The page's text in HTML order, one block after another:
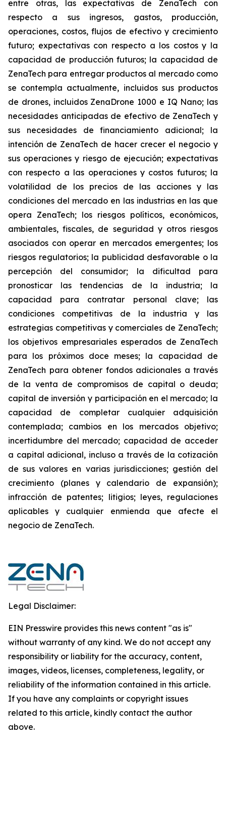
entre otras, las expectativas de ZenaTech con
respecto a sus ingresos, gastos, producción,
operaciones, costos, flujos de efectivo y crecimiento
futuro; expectativas con respecto a los costos y la
capacidad de producción futuros; la capacidad de
ZenaTech para entregar productos al mercado como
se contempla actualmente, incluidos sus productos
de drones, incluidos ZenaDrone 1000 e IQ Nano; las
necesidades anticipadas de efectivo de ZenaTech y
sus necesidades de financiamiento adicional; la
intención de ZenaTech de hacer crecer el negocio y
sus operaciones y riesgo de ejecución; expectativas
con respecto a las operaciones y costos futuros; la
volatilidad de los precios de las acciones y las
condiciones del mercado en las industrias en las que
opera ZenaTech; los riesgos políticos, económicos,
ambientales, fiscales, de seguridad y otros riesgos
asociados con operar en mercados emergentes; los
riesgos regulatorios; la publicidad desfavorable o la
percepción del consumidor; la dificultad para
pronosticar las tendencias de la industria; la
capacidad para contratar personal clave; las
condiciones competitivas de la industria y las
estrategias competitivas y comerciales de ZenaTech;
los objetivos empresariales esperados de ZenaTech
para los próximos doce meses; la capacidad de
ZenaTech para obtener fondos adicionales a través
de la venta de compromisos de capital o deuda;
capital de inversión y participación en el mercado; la
capacidad de completar cualquier adquisición
contemplada; cambios en los mercados objetivo;
incertidumbre del mercado; capacidad de acceder
a capital adicional, incluso a través de la cotización
de sus valores en varias jurisdicciones; gestión del
crecimiento (planes y calendario de expansión);
infracción de patentes; litigios; leyes, regulaciones
aplicables y cualquier enmienda que afecte el
negocio de ZenaTech.
Legal Disclaimer:
EIN Presswire provides this news content "as is"
without warranty of any kind. We do not accept any
responsibility or liability for the accuracy, content,
images, videos, licenses, completeness, legality, or
reliability of the information contained in this article.
If you have any complaints or copyright issues
related to this article, kindly contact the author
above.